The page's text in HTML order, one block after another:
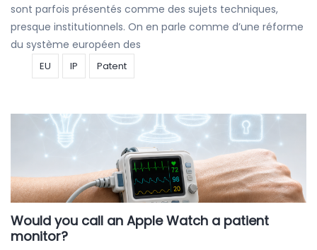
sont parfois présentés comme des sujets techniques,
presque institutionnels. On en parle comme d’une réforme
du système européen des
EU IP Patent
Would you call an Apple Watch a patient
monitor?